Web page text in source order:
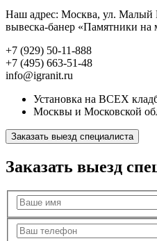
Наш адрес: Москва, ул. Малый
вывеска-банер «Памятники
+7 (929) 50-11-888
+7 (495) 663-51-48
info@igranit.ru
Установка на ВСЕХ
Москвы и Московской
Заказать выезд специалиста
Заказать выезд